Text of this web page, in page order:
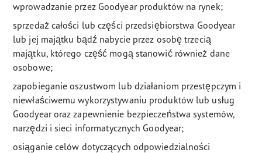
wprowadzanie przez Goodyear produktów na rynek;
sprzedaż całości lub części przedsiębiorstwa Goodyear
lub jej majątku bądź nabycie przez osobę trzecią
majątku, którego część mogą stanowić również dane
osobowe;
zapobieganie oszustwom lub działaniom przestępczym i
niewłaściwemu wykorzystywaniu produktów lub usług
Goodyear oraz zapewnienie bezpieczeństwa systemów,
narzędzi i sieci informatycznych Goodyear;
osiąganie celów dotyczących odpowiedzialności